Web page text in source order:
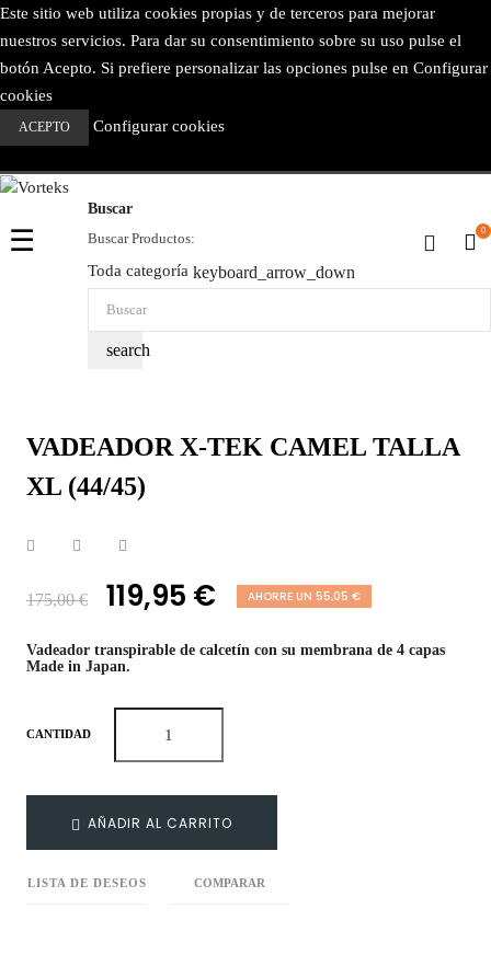
Este sitio web utiliza cookies propias y de terceros para mejorar
nuestros servicios. Para dar su consentimiento sobre su uso pulse el
botón Acepto. Si prefiere personalizar las opciones pulse en Configurar
cookies
ACEPTO Configurar cookies
Navegación
palanca
☰ 0
Buscar
Buscar Productos:
Toda categoría keyboard_arrow_down
search
VADEADOR X-TEK CAMEL TALLA
XL (44/45)
175,00 € 119,95 € AHORRE UN 55,05 €
Vadeador transpirable de calcetín con su membrana de 4 capas
Made in Japan.
CANTIDAD
AÑADIR AL CARRITO
LISTA DE DESEOS COMPARAR